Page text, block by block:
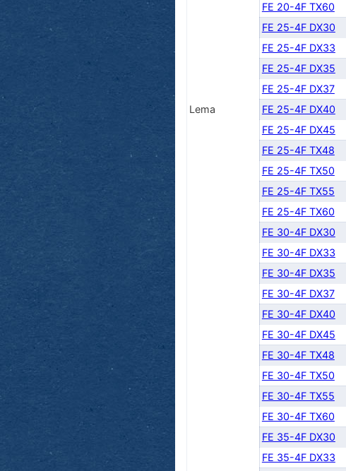
Lema
FE 20-4F TX60
FE 25-4F DX30
FE 25-4F DX33
FE 25-4F DX35
FE 25-4F DX37
FE 25-4F DX40
FE 25-4F DX45
FE 25-4F TX48
FE 25-4F TX50
FE 25-4F TX55
FE 25-4F TX60
FE 30-4F DX30
FE 30-4F DX33
FE 30-4F DX35
FE 30-4F DX37
FE 30-4F DX40
FE 30-4F DX45
FE 30-4F TX48
FE 30-4F TX50
FE 30-4F TX55
FE 30-4F TX60
FE 35-4F DX30
FE 35-4F DX33